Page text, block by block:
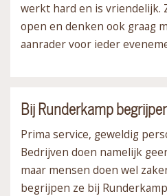
werkt hard en is vriendelijk.
open en denken ook graag
aanrader voor ieder
Bij Runderkamp
Prima service, geweldig
Bedrijven doen namelijk
maar mensen doen wel
begrijpen ze bij